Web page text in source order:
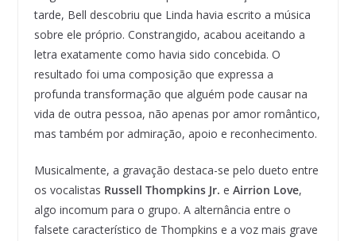
tarde, Bell descobriu que Linda havia escrito a música
sobre ele próprio. Constrangido, acabou aceitando a
letra exatamente como havia sido concebida. O
resultado foi uma composição que expressa a
profunda transformação que alguém pode causar na
vida de outra pessoa, não apenas por amor romântico,
mas também por admiração, apoio e reconhecimento.
Musicalmente, a gravação destaca-se pelo dueto entre
os vocalistas Russell Thompkins Jr. e Airrion Love,
algo incomum para o grupo. A alternância entre o
falsete característico de Thompkins e a voz mais grave